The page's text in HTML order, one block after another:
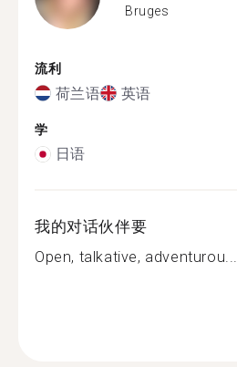
Bruges
流利
荷兰语 英语
学
日语
我的对话伙伴要
Open, talkative, adventurou...